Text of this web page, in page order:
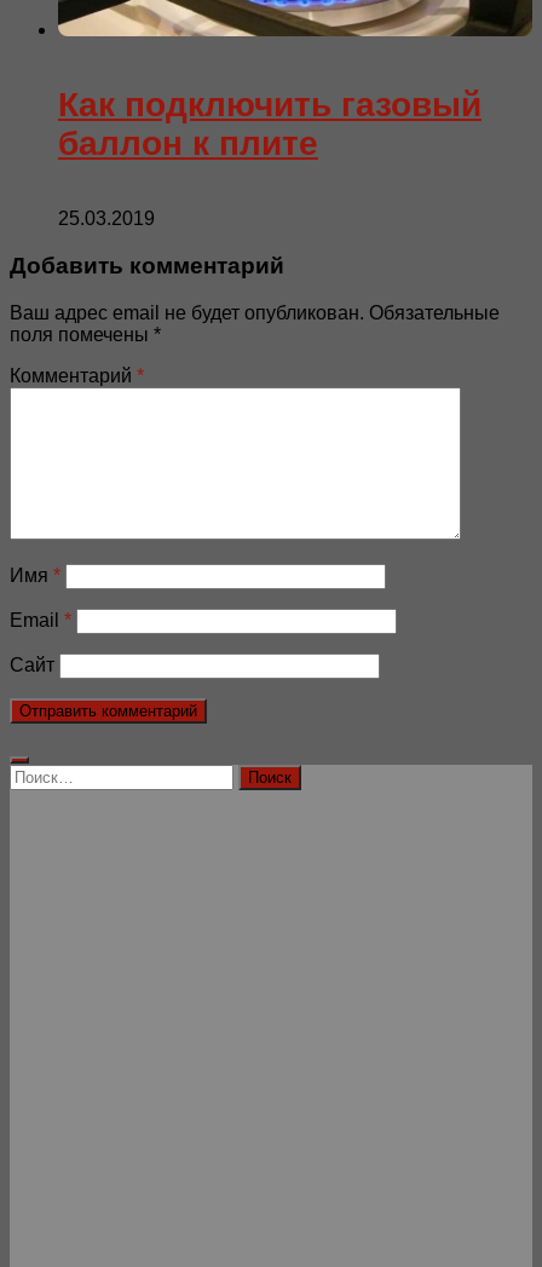
Как подключить газовый
баллон к плите
25.03.2019
Добавить комментарий
Ваш адрес email не будет опубликован. Обязательные
поля помечены *
Комментарий *
Имя *
Email *
Сайт
Найти: